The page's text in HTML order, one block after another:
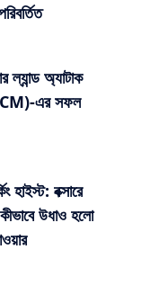
ল্যান্ড অ্যাটাক
এর সফল
হাইস্ট: বক্সারে
উধাও হলো